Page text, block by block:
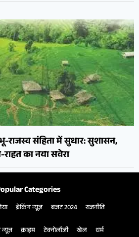
राजस्व संहिता में सुधार: सुशासन,
का नया सवेरा
Categories
ब्रेकिंग न्यूज़ बजट 2024 राजनीति
न्यूज़ क्राइम टेक्नोलॉजी खेल धर्म